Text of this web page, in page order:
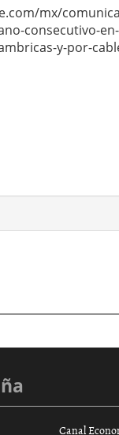
mx/
consecutivo-
y-por-
Canal